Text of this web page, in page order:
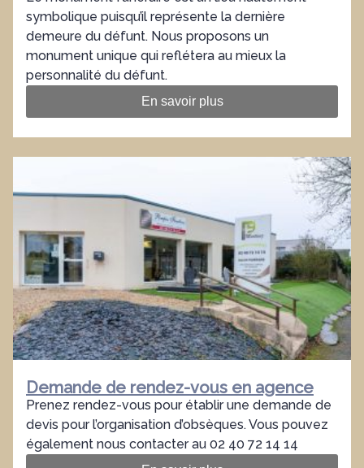
symbolique puisqu’il représente la dernière
demeure du défunt. Nous proposons un
monument unique qui reflétera au mieux la
personnalité du défunt.
En savoir plus
Demande de rendez-vous en agence
Prenez rendez-vous pour établir une demande de
devis pour l’organisation d’obsèques. Vous pouvez
également nous contacter au 02 40 72 14 14